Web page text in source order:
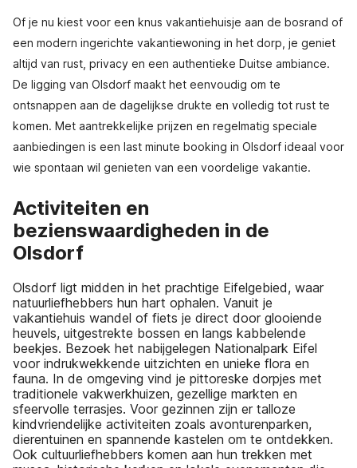
Of je nu kiest voor een knus vakantiehuisje aan de bosrand of
een modern ingerichte vakantiewoning in het dorp, je geniet
altijd van rust, privacy en een authentieke Duitse ambiance.
De ligging van Olsdorf maakt het eenvoudig om te
ontsnappen aan de dagelijkse drukte en volledig tot rust te
komen. Met aantrekkelijke prijzen en regelmatig speciale
aanbiedingen is een last minute booking in Olsdorf ideaal voor
wie spontaan wil genieten van een voordelige vakantie.
Activiteiten en
bezienswaardigheden in de
Olsdorf
Olsdorf ligt midden in het prachtige Eifelgebied, waar
natuurliefhebbers hun hart ophalen. Vanuit je
vakantiehuis wandel of fiets je direct door glooiende
heuvels, uitgestrekte bossen en langs kabbelende
beekjes. Bezoek het nabijgelegen Nationalpark Eifel
voor indrukwekkende uitzichten en unieke flora en
fauna. In de omgeving vind je pittoreske dorpjes met
traditionele vakwerkhuizen, gezellige markten en
sfeervolle terrasjes. Voor gezinnen zijn er talloze
kindvriendelijke activiteiten zoals avonturenparken,
dierentuinen en spannende kastelen om te ontdekken.
Ook cultuurliefhebbers komen aan hun trekken met